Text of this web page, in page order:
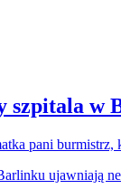
szpitala
pani